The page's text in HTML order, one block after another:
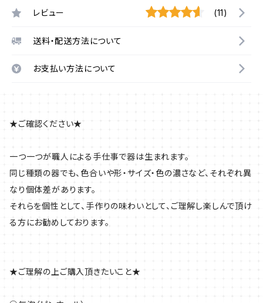
レビュー (11)
送料・配送方法について
お支払い方法について
★ご確認ください★
一つ一つが職人による手仕事で器は生まれます。
同じ種類の器でも、色合いや形・サイズ・色の濃さなど、それぞれ異
なり個体差があります。
それらを個性として、手作りの味わいとして、ご理解し楽しんで頂け
る方にお勧めしております。
★ご理解の上ご購入頂きたいこと★